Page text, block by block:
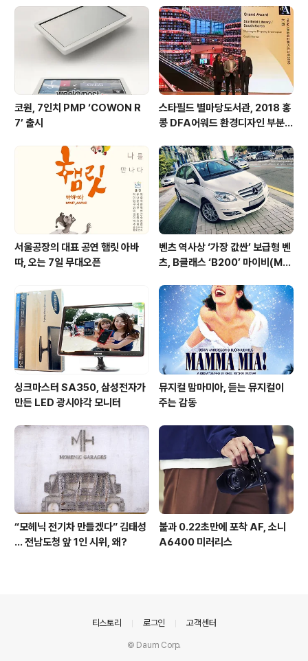
명으로 구성된 평가위원이 가장 혁신적이고 우수한 성과를
이룬 모바일앱을 선정해 시상한다 ADT캡스의 홈 보안 서
비스 ‘캡스홈’ 모바일앱은 사용자가 접근하기 쉬운 직관적
인 UI디자인과 다양한 ..
코원, 7인치 PMP ‘COWON R
7’ 출시
스타필드 별마당도서관, 2018 홍
콩 DFA어워드 환경디자인 부분
서울공장의 대표 공연 햄릿 아바
따, 오는 7일 무대오픈
벤츠 역사상 ‘가장 값싼’ 보급형 벤
츠, B클래스 ‘B200’ 마이비(My
싱크마스터 SA350, 삼성전자가
만든 LED 광시야각 모니터
뮤지컬 맘마미아, 듣는 뮤지컬이
주는 감동
“모헤닉 전기차 만들겠다” 김태성
… 전남도청 앞 1인 시위, 왜?
불과 0.22초만에 포착 AF, 소니
A6400 미러리스
티스토리 로그인 고객센터
© Daum Corp.